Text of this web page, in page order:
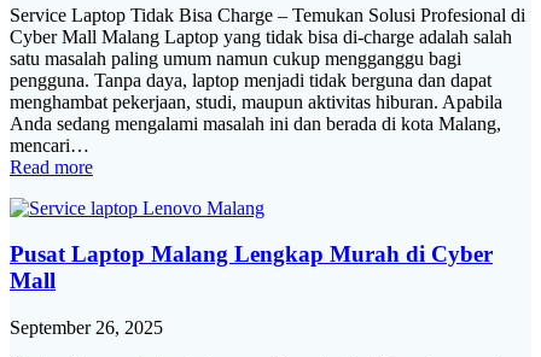
Service Laptop Tidak Bisa Charge – Temukan Solusi Profesional di
Cyber Mall Malang Laptop yang tidak bisa di-charge adalah salah
satu masalah paling umum namun cukup mengganggu bagi
pengguna. Tanpa daya, laptop menjadi tidak berguna dan dapat
menghambat pekerjaan, studi, maupun aktivitas hiburan. Apabila
Anda sedang mengalami masalah ini dan berada di kota Malang,
mencari…
Read more
Pusat Laptop Malang Lengkap Murah di Cyber
Mall
September 26, 2025